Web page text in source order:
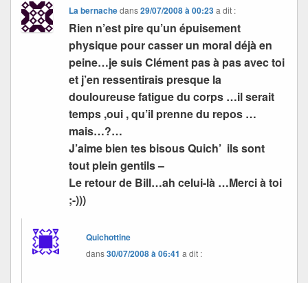
La bernachedans29/07/2008 à 00:23 a dit :
Rien n’est pire qu’un épuisement
physique pour casser un moral déjà en
peine…je suis Clément pas à pas avec toi
et j’en ressentirais presque la
douloureuse fatigue du corps …il serait
temps ,oui , qu’il prenne du repos …
mais…?…
J’aime bien tes bisous Quich’ ils sont
tout plein gentils –
Le retour de Bill…ah celui-là …Merci à toi
;-)))
Quichottine
dans30/07/2008 à 06:41 a dit :